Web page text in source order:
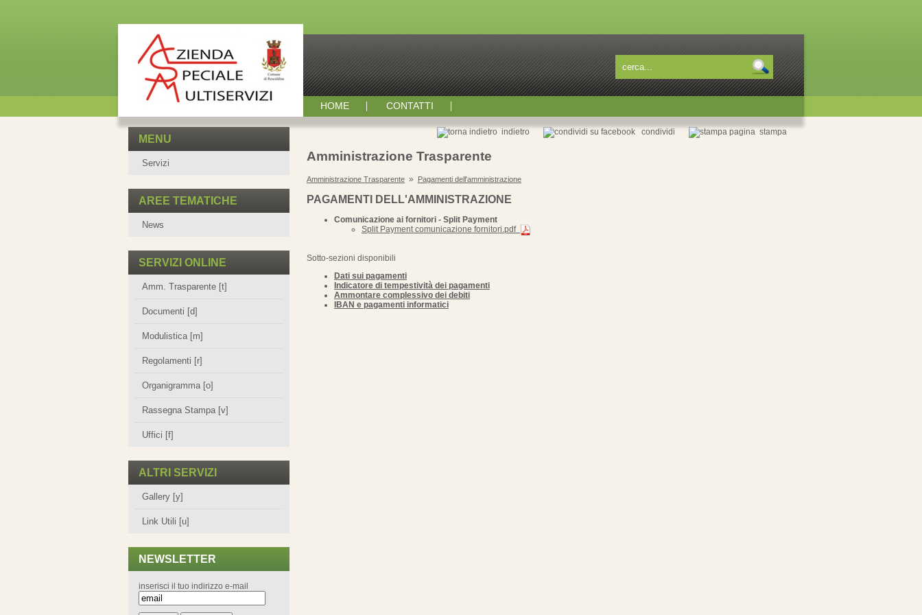
HOME CONTATTI
MENU
Servizi
AREE TEMATICHE
News
SERVIZI ONLINE
Amm. Trasparente [t]
Documenti [d]
Modulistica [m]
Regolamenti [r]
Organigramma [o]
Rassegna Stampa [v]
Uffici [f]
ALTRI SERVIZI
Gallery [y]
Link Utili [u]
NEWSLETTER
inserisci il tuo indirizzo e-mail
stampa
condividi
indietro
Amministrazione Trasparente
Amministrazione Trasparente » Pagamenti dell'amministrazione
PAGAMENTI DELL'AMMINISTRAZIONE
Comunicazione ai fornitori - Split Payment
Split Payment comunicazione fornitori.pdf
Sotto-sezioni disponibili
Dati sui pagamenti
Indicatore di tempestività dei pagamenti
Ammontare complessivo dei debiti
IBAN e pagamenti informatici